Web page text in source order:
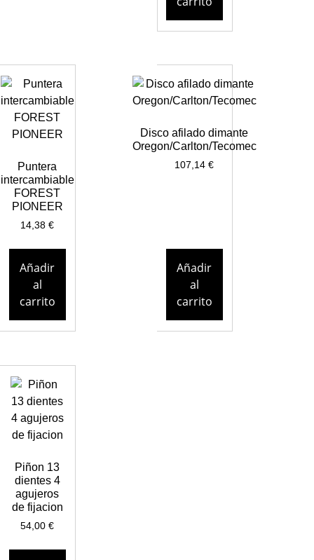
Puntera
intercambiable
FOREST
PIONEER
14,38€
Añadir
al
carrito
Disco afilado dimante
Oregon/Carlton/Tecomec
107,14€
Añadir
al
carrito
Piñon 13
dientes 4
agujeros
de fijacion
54,00€